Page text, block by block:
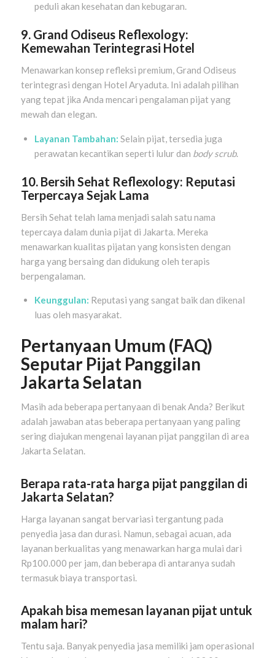
peduli akan kesehatan dan kebugaran.
9. Grand Odiseus Reflexology:
Kemewahan Terintegrasi Hotel
Menawarkan konsep refleksi premium, Grand Odiseus
terintegrasi dengan Hotel Aryaduta. Ini adalah pilihan
yang tepat jika Anda mencari pengalaman pijat yang
mewah dan elegan.
Layanan Tambahan: Selain pijat, tersedia juga
perawatan kecantikan seperti lulur dan body scrub.
10. Bersih Sehat Reflexology: Reputasi
Terpercaya Sejak Lama
Bersih Sehat telah lama menjadi salah satu nama
tepercaya dalam dunia pijat di Jakarta. Mereka
menawarkan kualitas pijatan yang konsisten dengan
harga yang bersaing dan didukung oleh terapis
berpengalaman.
Keunggulan: Reputasi yang sangat baik dan dikenal
luas oleh masyarakat.
Pertanyaan Umum (FAQ)
Seputar Pijat Panggilan
Jakarta Selatan
Masih ada beberapa pertanyaan di benak Anda? Berikut
adalah jawaban atas beberapa pertanyaan yang paling
sering diajukan mengenai layanan pijat panggilan di area
Jakarta Selatan.
Berapa rata-rata harga pijat panggilan di
Jakarta Selatan?
Harga layanan sangat bervariasi tergantung pada
penyedia jasa dan durasi. Namun, sebagai acuan, ada
layanan berkualitas yang menawarkan harga mulai dari
Rp100.000 per jam, dan beberapa di antaranya sudah
termasuk biaya transportasi.
Apakah bisa memesan layanan pijat untuk
malam hari?
Tentu saja. Banyak penyedia jasa memiliki jam operasional